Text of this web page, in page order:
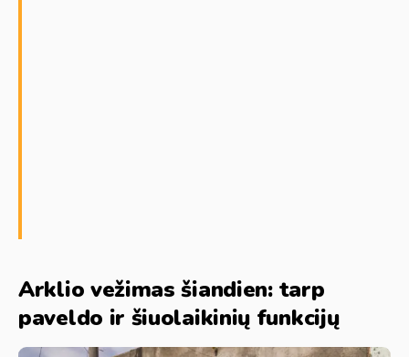
Arklio vežimas šiandien: tarp
paveldo ir šiuolaikinių funkcijų